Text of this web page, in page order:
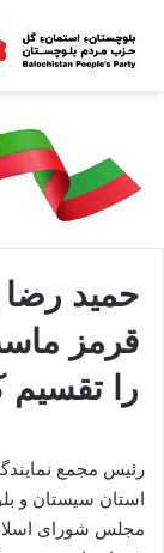
حمید
قرمز
را تقسیم
رئیس مجمع
استان سیستان و
مجلس شورای